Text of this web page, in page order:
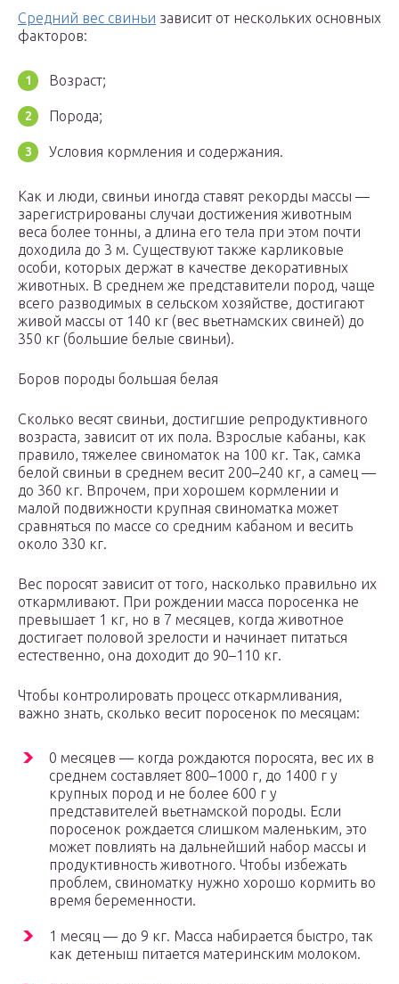
Средний вес свиньи зависит от нескольких основных
факторов:
Возраст;
Порода;
Условия кормления и содержания.
Как и люди, свиньи иногда ставят рекорды массы —
зарегистрированы случаи достижения животным
веса более тонны, а длина его тела при этом почти
доходила до 3 м. Существуют также карликовые
особи, которых держат в качестве декоративных
животных. В среднем же представители пород, чаще
всего разводимых в сельском хозяйстве, достигают
живой массы от 140 кг (вес вьетнамских свиней) до
350 кг (большие белые свиньи).
Боров породы большая белая
Сколько весят свиньи, достигшие репродуктивного
возраста, зависит от их пола. Взрослые кабаны, как
правило, тяжелее свиноматок на 100 кг. Так, самка
белой свиньи в среднем весит 200–240 кг, а самец —
до 360 кг. Впрочем, при хорошем кормлении и
малой подвижности крупная свиноматка может
сравняться по массе со средним кабаном и весить
около 330 кг.
Вес поросят зависит от того, насколько правильно их
откармливают. При рождении масса поросенка не
превышает 1 кг, но в 7 месяцев, когда животное
достигает половой зрелости и начинает питаться
естественно, она доходит до 90–110 кг.
Чтобы контролировать процесс откармливания,
важно знать, сколько весит поросенок по месяцам:
0 месяцев — когда рождаются поросята, вес их в
среднем составляет 800–1000 г, до 1400 г у
крупных пород и не более 600 г у
представителей вьетнамской породы. Если
поросенок рождается слишком маленьким, это
может повлиять на дальнейший набор массы и
продуктивность животного. Чтобы избежать
проблем, свиноматку нужно хорошо кормить во
время беременности.
1 месяц — до 9 кг. Масса набирается быстро, так
как детеныш питается материнским молоком.